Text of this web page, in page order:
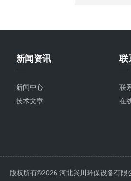
新闻资讯
新闻中心
技术文章
联
联
在
版权所有©2026 河北兴川环保设备有